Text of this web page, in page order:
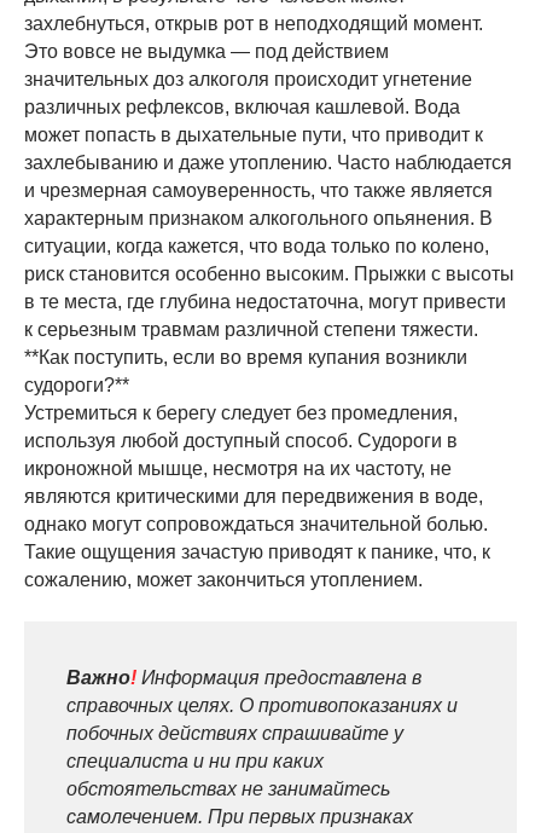
захлебнуться, открыв рот в неподходящий момент.
Это вовсе не выдумка — под действием
значительных доз алкоголя происходит угнетение
различных рефлексов, включая кашлевой. Вода
может попасть в дыхательные пути, что приводит к
захлебыванию и даже утоплению. Часто наблюдается
и чрезмерная самоуверенность, что также является
характерным признаком алкогольного опьянения. В
ситуации, когда кажется, что вода только по колено,
риск становится особенно высоким. Прыжки с высоты
в те места, где глубина недостаточна, могут привести
к серьезным травмам различной степени тяжести.
**Как поступить, если во время купания возникли
судороги?**
Устремиться к берегу следует без промедления,
используя любой доступный способ. Судороги в
икроножной мышце, несмотря на их частоту, не
являются критическими для передвижения в воде,
однако могут сопровождаться значительной болью.
Такие ощущения зачастую приводят к панике, что, к
сожалению, может закончиться утоплением.
Важно! Информация предоставлена в
справочных целях. О противопоказаниях и
побочных действиях спрашивайте у
специалиста и ни при каких
обстоятельствах не занимайтесь
самолечением. При первых признаках